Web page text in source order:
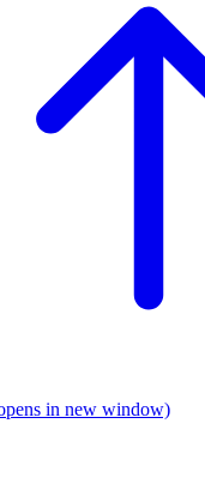
in new window)